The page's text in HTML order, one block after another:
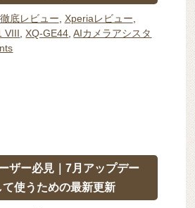
徹底レビュー Xperiaレビュー
VIII ,XQ-GE44 ,AIカメラアシスタ
ザー必見｜7月アップデー
て使うための最新更新